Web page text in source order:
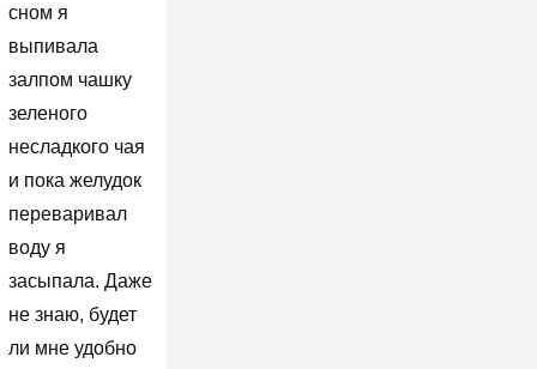
сном я
выпивала
залпом чашку
зеленого
несладкого чая
и пока желудок
переваривал
воду я
засыпала. Даже
не знаю, будет
ли мне удобно